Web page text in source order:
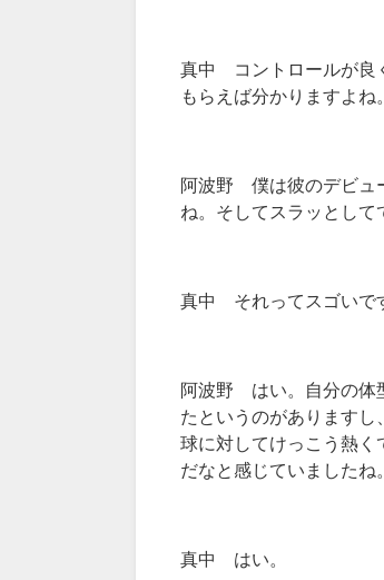
真中 コントロールが良
もらえば分かりますよ
阿波野 僕は彼のデビュ
ね。そしてスラッとして
真中 それってスゴいで
阿波野 はい。自分の体
たというのがあります
球に対してけっこう熱く
だなと感じていましたね。
真中 はい。